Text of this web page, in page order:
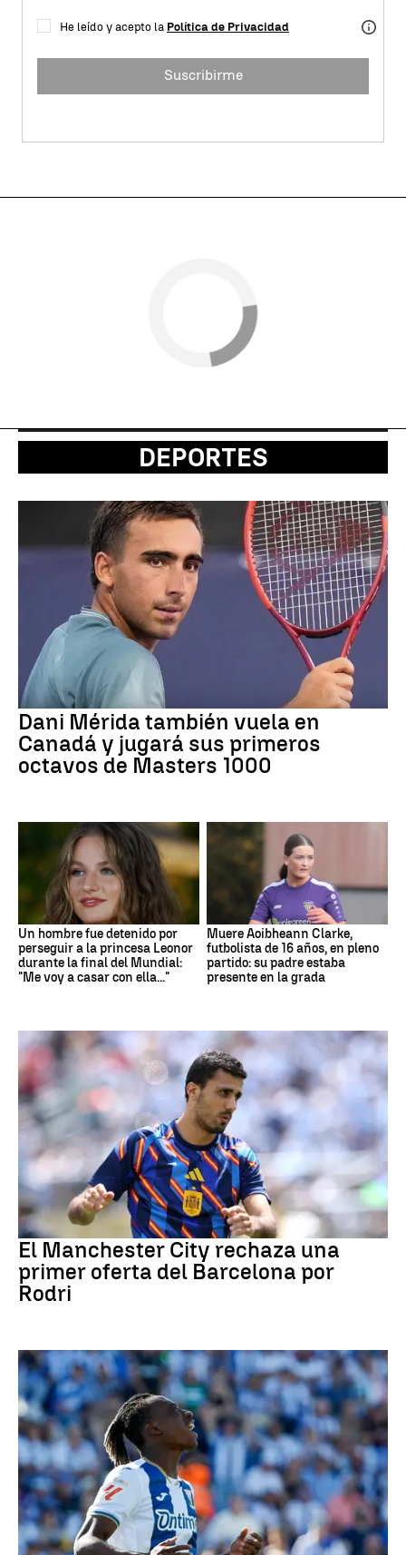
He leído y acepto la Política de Privacidad
Suscribirme
DEPORTES
Dani Mérida también vuela en
Canadá y jugará sus primeros
octavos de Masters 1000
Un hombre fue detenido por
perseguir a la princesa Leonor
durante la final del Mundial:
"Me voy a casar con ella..."
Muere Aoibheann Clarke,
futbolista de 16 años, en pleno
partido: su padre estaba
presente en la grada
Fútbol
El Manchester City rechaza una
primer oferta del Barcelona por
Rodri
Real Madrid